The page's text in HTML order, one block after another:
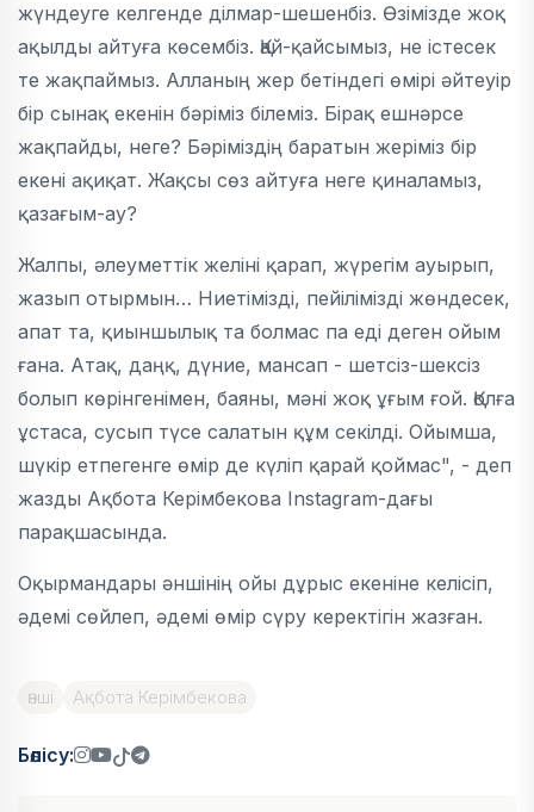
жүндеуге келгенде ділмар-шешенбіз. Өзімізде жоқ
ақылды айтуға көсембіз. Қай-қайсымыз, не істесек
те жақпаймыз. Алланың жер бетіндегі өмірі әйтеуір
бір сынақ екенін бәріміз білеміз. Бірақ ешнәрсе
жақпайды, неге? Бәріміздің баратын жеріміз бір
екені ақиқат. Жақсы сөз айтуға неге қиналамыз,
қазағым-ау?
Жалпы, әлеуметтік желіні қарап, жүрегім ауырып,
жазып отырмын… Ниетімізді, пейілімізді жөндесек,
апат та, қиыншылық та болмас па еді деген ойым
ғана. Атақ, даңқ, дүние, мансап - шетсіз-шексіз
болып көрінгенімен, баяны, мәні жоқ ұғым ғой. Қолға
ұстаса, суcып түсе салатын құм секілді. Ойымша,
шүкір етпегенге өмір де күліп қарай қоймас", - деп
жазды Ақбота Керімбекова Instagram-дағы
парақшасында.
Оқырмандары әншінің ойы дұрыс екеніне келісіп,
әдемі сөйлеп, әдемі өмір сүру керектігін жазған.
әнші Ақбота Керімбекова
Бөлісу: